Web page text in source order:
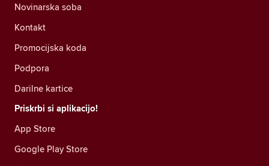
Novinarska soba
Kontakt
Promocijska koda
Podpora
Darilne kartice
Priskrbi si aplikacijo!
App Store
Google Play Store